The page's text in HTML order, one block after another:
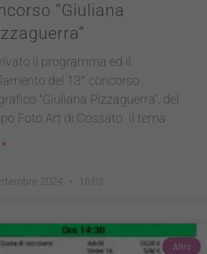
“Giuliana
il programma ed il
del 13° concorso
“Giuliana Pizzaguerra”, del
Foto.Art di Cossato. Il tema
2024 16:03
Altro